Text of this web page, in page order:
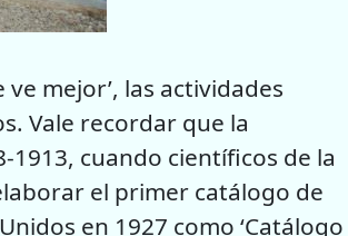
ve mejor’, las actividades
Vale recordar que la
1913, cuando científicos de la
el primer catálogo de
en 1927 como ‘Catálogo